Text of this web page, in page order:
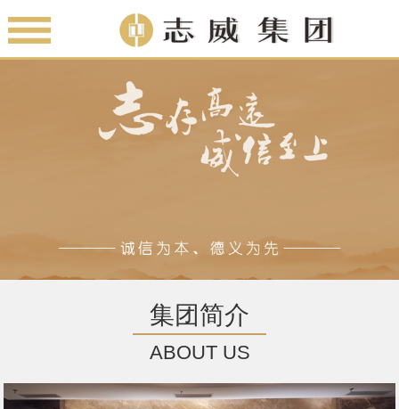
集团简介
ABOUT US